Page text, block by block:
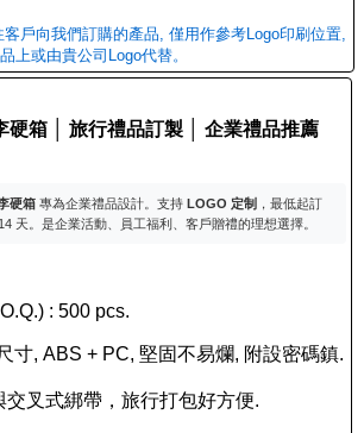
戶向我們訂購的產品, 僅用作參考Logo印刷位置,
上或由貴公司Logo代替。
硬箱 │ 旅行禮品訂製 │ 企業禮品推薦
硬箱專為企業禮品設計。支持 LOGO 定制 ，最低起訂
天。是企業活動、員工福利、客戶贈禮的理想選擇。
: 500 pcs.
寸, ABS + PC, 堅固不易爛, 附設密碼鎮.
交叉式綁帶，旅行打包好方便.